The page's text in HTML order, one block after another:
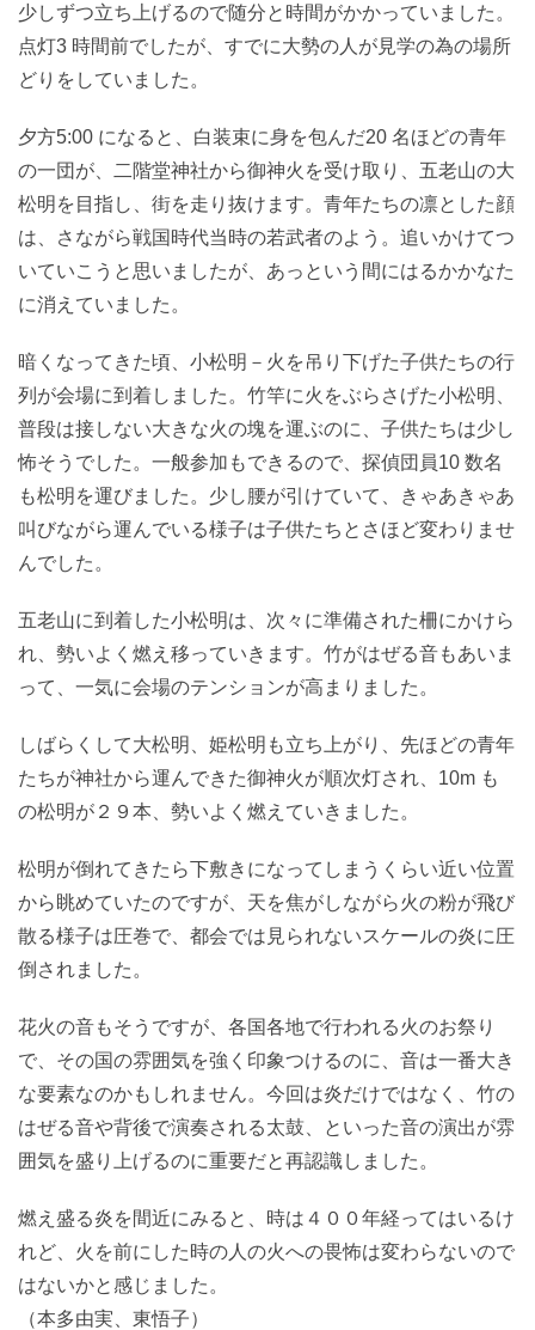
少しずつ立ち上げるので随分と時間がかかっていました。
点灯3 時間前でしたが、すでに大勢の人が見学の為の場所
どりをしていました。
夕方5:00 になると、白装束に身を包んだ20 名ほどの青年
の一団が、二階堂神社から御神火を受け取り、五老山の大
松明を目指し、街を走り抜けます。青年たちの凛とした顔
は、さながら戦国時代当時の若武者のよう。追いかけてつ
いていこうと思いましたが、あっという間にはるかかなた
に消えていました。
暗くなってきた頃、小松明－火を吊り下げた子供たちの行
列が会場に到着しました。竹竿に火をぶらさげた小松明、
普段は接しない大きな火の塊を運ぶのに、子供たちは少し
怖そうでした。一般参加もできるので、探偵団員10 数名
も松明を運びました。少し腰が引けていて、きゃあきゃあ
叫びながら運んでいる様子は子供たちとさほど変わりませ
んでした。
五老山に到着した小松明は、次々に準備された柵にかけら
れ、勢いよく燃え移っていきます。竹がはぜる音もあいま
って、一気に会場のテンションが高まりました。
しばらくして大松明、姫松明も立ち上がり、先ほどの青年
たちが神社から運んできた御神火が順次灯され、10m も
の松明が２９本、勢いよく燃えていきました。
松明が倒れてきたら下敷きになってしまうくらい近い位置
から眺めていたのですが、天を焦がしながら火の粉が飛び
散る様子は圧巻で、都会では見られないスケールの炎に圧
倒されました。
花火の音もそうですが、各国各地で行われる火のお祭り
で、その国の雰囲気を強く印象つけるのに、音は一番大き
な要素なのかもしれません。今回は炎だけではなく、竹の
はぜる音や背後で演奏される太鼓、といった音の演出が雰
囲気を盛り上げるのに重要だと再認識しました。
燃え盛る炎を間近にみると、時は４００年経ってはいるけ
れど、火を前にした時の人の火への畏怖は変わらないので
はないかと感じました。
（本多由実、東悟子）